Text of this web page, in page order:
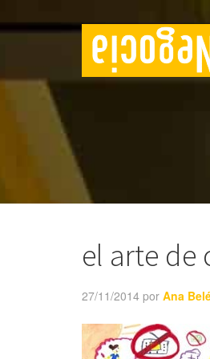
el arte de
27/11/2014 por Ana